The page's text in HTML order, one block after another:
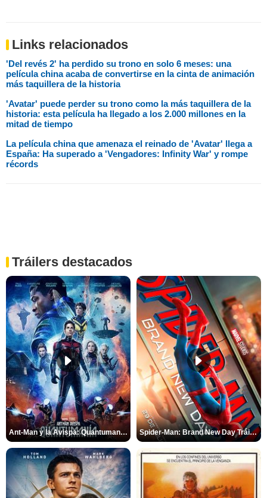
Links relacionados
'Del revés 2' ha perdido su trono en solo 6 meses: una
película china acaba de convertirse en la cinta de animación
más taquillera de la historia
'Avatar' puede perder su trono como la más taquillera de la
historia: esta película ha llegado a los 2.000 millones en la
mitad de tiempo
La película china que amenaza el reinado de 'Avatar' llega a
España: Ha superado a 'Vengadores: Infinity War' y rompe
récords
Tráilers destacados
Ant-Man y la Avispa: Quantumanía Tráiler (2) Spider-Man: Brand New Day Tráiler (3)